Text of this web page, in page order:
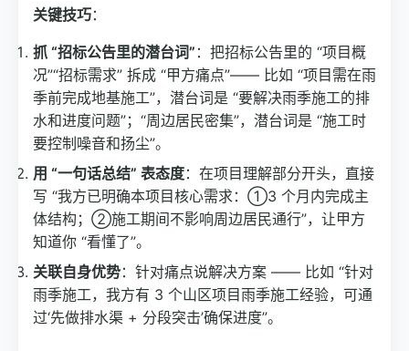
关键技巧：
抓 “招标公告里的潜台词” ：把招标公告里的 “项目概
况”“招标需求” 拆成 “甲方痛点”—— 比如 “项目需在雨
季前完成地基施工”，潜台词是 “要解决雨季施工的排
水和进度问题”；“周边居民密集”，潜台词是 “施工时
要控制噪音和扬尘”。
用 “一句话总结” 表态度：在项目理解部分开头，直接
写 “我方已明确本项目核心需求：①3 个月内完成主
体结构；②施工期间不影响周边居民通行”，让甲方
知道你 “看懂了”。
关联自身优势：针对痛点说解决方案 —— 比如 “针对
雨季施工，我方有 3 个山区项目雨季施工经验，可通
过‘先做排水渠 + 分段突击’确保进度”。